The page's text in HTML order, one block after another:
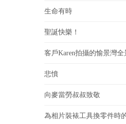
生命有時
聖誕快樂！
客戶Karen拍攝的愉景灣全
悲憤
向麥當勞叔叔致敬
為相片裝裱工具換零件時